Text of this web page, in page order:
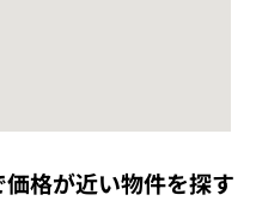
格が近い物件を探す